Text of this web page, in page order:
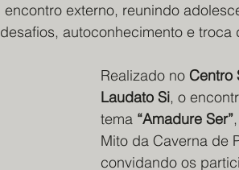
externo, reunindo
autoconhecimento e troca
Realizado no Centro
Laudato Si, o
tema “Amadure Ser”
Mito da Caverna de
convidando os